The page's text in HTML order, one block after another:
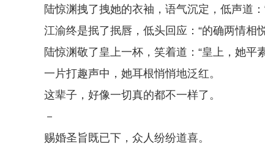
陆惊渊拽了拽她的衣袖，语气沉定，低声道
江渝终是抿了抿唇，低头回应：“的确两情相
陆惊渊敬了皇上一杯，笑着道：“皇上，她平
一片打趣声中，她耳根悄悄地泛红。
这辈子，好像一切真的都不一样了。
－
赐婚圣旨既已下，众人纷纷道喜。